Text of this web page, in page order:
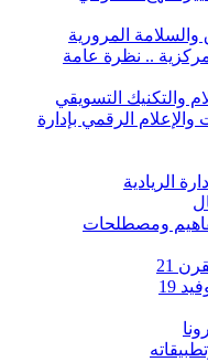
والسلامة المرورية
.. نظرة عامة
والتكنيك التسويقي
والإعلام الرقمي بإدارة
الريادية
ومصطلحات
21
19